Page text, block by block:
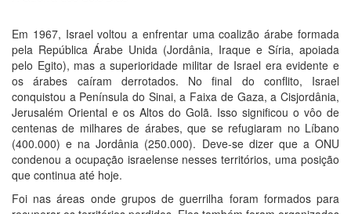
Em 1967, Israel voltou a enfrentar uma coalizão árabe formada
pela República Árabe Unida (Jordânia, Iraque e Síria, apoiada
pelo Egito), mas a superioridade militar de Israel era evidente e
os árabes caíram derrotados. No final do conflito, Israel
conquistou a Península do Sinai, a Faixa de Gaza, a Cisjordânia,
Jerusalém Oriental e os Altos do Golã. Isso significou o vôo de
centenas de milhares de árabes, que se refugiaram no Líbano
(400.000) e na Jordânia (250.000). Deve-se dizer que a ONU
condenou a ocupação israelense nesses territórios, uma posição
que continua até hoje.
Foi nas áreas onde grupos de guerrilha foram formados para